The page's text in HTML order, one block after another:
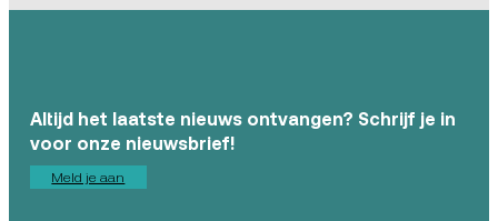
Altijd het laatste nieuws ontvangen? Schrijf je in
voor onze nieuwsbrief!
Meld je aan